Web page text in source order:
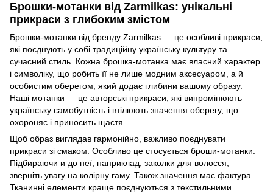
Брошки-мотанки від Zarmilkas: унікальні
прикраси з глибоким змістом
Брошки-мотанки від бренду Zarmilkas — це особливі прикраси,
які поєднують у собі традиційну українську культуру та
сучасний стиль. Кожна брошка-мотанка має власний характер
і символіку, що робить її не лише модним аксесуаром, а й
особистим оберегом, який додає глибини вашому образу.
Наші мотанки — це авторські прикраси, які випромінюють
українську самобутність і втілюють значення оберегу, що
охороняє і приносить щастя.
Щоб образ виглядав гармонійно, важливо поєднувати
прикраси зі смаком. Особливо це стосується броши-мотанки.
Підбираючи и до неї, наприклад, заколки для волосся,
зверніть увагу на колірну гаму. Також значення має фактура.
Тканинні елементи краще поєднуються з текстильними